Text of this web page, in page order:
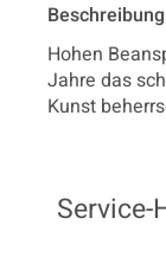
Beschreibung
Hohen
Jahre das
Kunst